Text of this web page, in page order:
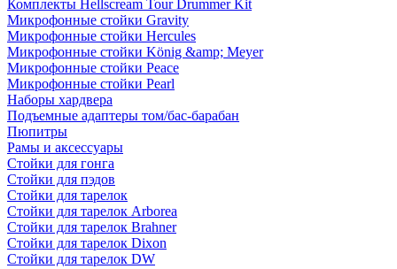
Комплекты Hellscream Tour Drummer Kit
Микрофонные стойки Gravity
Микрофонные стойки Hercules
Микрофонные стойки König &amp; Meyer
Микрофонные стойки Peace
Микрофонные стойки Pearl
Наборы хардвера
Подъемные адаптеры том/бас-барабан
Пюпитры
Рамы и аксессуары
Стойки для гонга
Стойки для пэдов
Стойки для тарелок
Стойки для тарелок Arborea
Стойки для тарелок Brahner
Стойки для тарелок Dixon
Стойки для тарелок DW